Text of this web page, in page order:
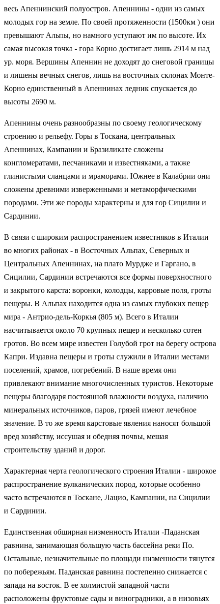
весь Апеннинский полуостров. Апеннины - одни из самых
молодых гор на земле. По своей протяженности (1500км ) они
превышают Альпы, но намного уступают им по высоте. Их
самая высокая точка - гора Корно достигает лишь 2914 м над
ур. моря. Вершины Апеннин не доходят до снеговой границы
и лишены вечных снегов, лишь на восточных склонах Монте-
Корно единственный в Апеннинах ледник спускается до
высоты 2690 м.
Апеннины очень разнообразны по своему геологическому
строению и рельефу. Горы в Тоскана, центральных
Апеннинах, Кампании и Бразиликате сложены
конгломератами, песчаниками и известняками, а также
глинистыми сланцами и мраморами. Южнее в Калабрии они
сложены древними изверженными и метаморфическими
породами. Эти же породы характерны и для гор Сицилии и
Сардинии.
В связи с широким распространением известняков в Италии
во многих районах - в Восточных Альпах, Северных и
Центральных Апеннинах, на плато Мурдже и Гаргано, в
Сицилии, Сардинии встречаются все формы поверхностного
и закрытого карста: воронки, колодцы, карровые поля, гроты
пещеры. В Альпах находится одна из самых глубоких пещер
мира - Антрио-дель-Коркья (805 м). Всего в Италии
насчитывается около 70 крупных пещер и несколько сотен
гротов. Во всем мире известен Голубой грот на берегу острова
Капри. Издавна пещеры и гроты служили в Италии местами
поселений, храмов, погребений. В наше время они
привлекают внимание многочисленных туристов. Некоторые
пещеры благодаря постоянной влажности воздуха, наличию
минеральных источников, паров, грязей имеют лечебное
значение. В то же время карстовые явления наносят большой
вред хозяйству, иссушая и обедняя почвы, мешая
строительству зданий и дорог.
Характерная черта геологического строения Италии - широкое
распространение вулканических пород, которые особенно
часто встречаются в Тоскане, Лацио, Кампании, на Сицилии
и Сардинии.
Единственная обширная низменность Италии -Паданская
равнина, занимающая большую часть бассейна реки По.
Остальные, незначительные по площади низменности тянутся
по побережьям. Паданская равнина постепенно снижается с
запада на восток. В ее холмистой западной части
расположены фруктовые сады и виноградники, а в низовьях